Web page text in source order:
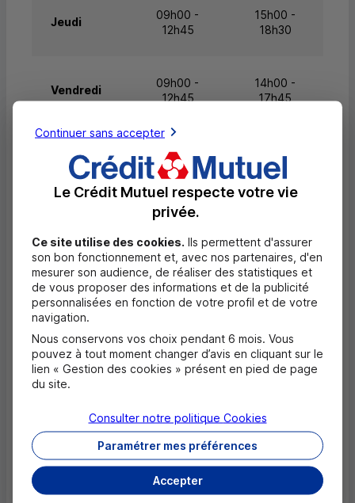
Jeudi
09h00 -
12h45
15h00 -
18h30
Vendredi
09h00 -
12h45
14h00 -
17h45
Samedi
08h30 -
12h45
Fermé
Fermé
Masquer
Questions fréquentes
Quels documents sont nécessaires à
l'ouverture d'un compte pour un majeur ?
Où trouver les numéros d'urgence ?
Comment savoir si mon agence a des
horaires d'ouverture dédiés uniquement
aux rendez-vous ?
Continuer sans accepter
Le Crédit Mutuel respecte votre vie
privée.
Ce site utilise des cookies. Ils permettent d'assurer
son bon fonctionnement et, avec nos partenaires, d'en
mesurer son audience, de réaliser des statistiques et
de vous proposer des informations et de la publicité
personnalisées en fonction de votre profil et de votre
navigation.
Nous conservons vos choix pendant 6 mois. Vous
pouvez à tout moment changer d’avis en cliquant sur le
lien « Gestion des cookies » présent en pied de page
du site.
Accepter
Paramétrer mes préférences
Consulter notre politique Cookies